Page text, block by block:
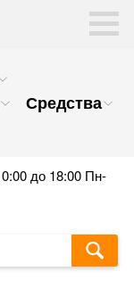
Средства
до 18:00 Пн-